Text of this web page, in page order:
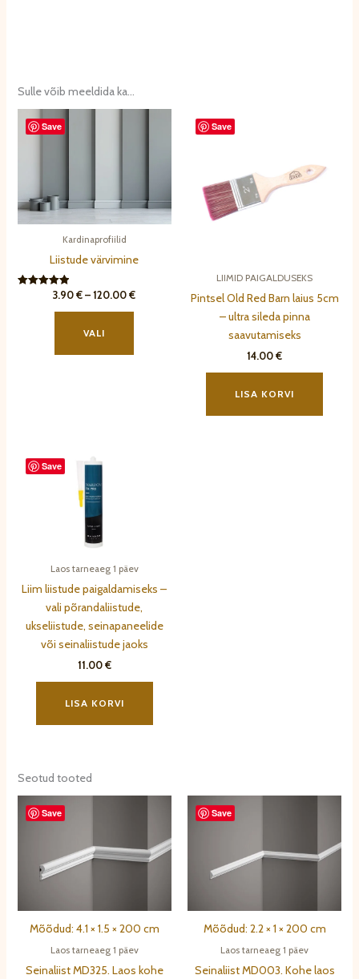
Sulle võib meeldida ka…
Save
Kardinaprofiilid
Liistude värvimine
Hinnanguga3.90€ – 120.00€Hinnavahemik:
VALI
Sellel
on
Save
LIIMID PAIGALDUSEKS
Pintsel Old Red Barn laius 5cm
– ultra sileda pinna
saavutamiseks
14.00€
LISA KORVI
Save
Laos tarneaeg 1 päev
Liim liistude paigaldamiseks –
vali põrandaliistude,
ukseliistude, seinapaneelide
või seinaliistude jaoks
11.00 €
LISA KORVI
Seotud tooted
Save
Mõõdud: 4.1 × 1.5 × 200 cm
Laos tarneaeg 1 päev
Seinaliist MD325. Laos kohe
Save
Mõõdud: 2.2 × 1 × 200 cm
Laos tarneaeg 1 päev
Seinaliist MD003. Kohe laos